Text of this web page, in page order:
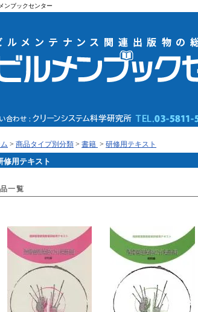
ンブックセンター
> 商品タイプ別分類 > 書籍 > 研修用テキスト
修用テキスト
一覧